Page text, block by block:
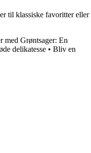
til klassiske favoritter eller
med Grøntsager: En
delikatesse • Bliv en